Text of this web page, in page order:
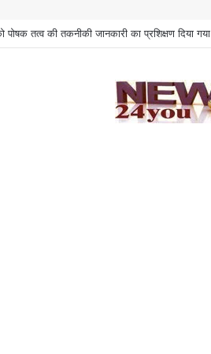
को पोषक तत्व की तकनीकी जानकारी का प्रशिक्षण दिया गया